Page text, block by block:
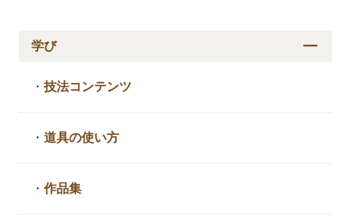
学び
・技法コンテンツ
・道具の使い方
・作品集